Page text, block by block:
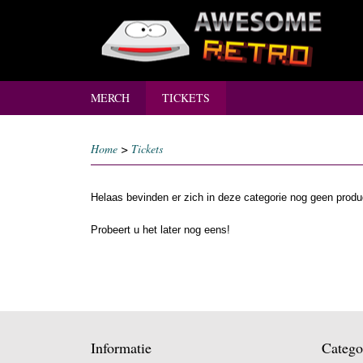
MERCH TICKETS
Home > Tickets
Helaas bevinden er zich in deze categorie nog geen
Probeert u het later nog eens!
Informatie